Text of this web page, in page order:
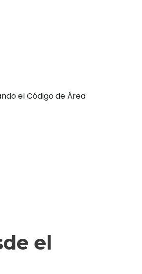
el Código de Área
el